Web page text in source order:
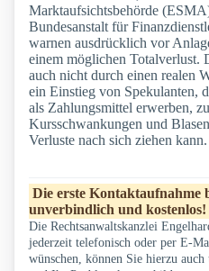
Marktaufsichtsbehörde
Bundesanstalt für
warnen ausdrücklich vor
einem möglichen Totalverlust.
auch nicht durch einen realen
ein Einstieg von Spekulanten,
als Zahlungsmittel erwerben,
Kursschwankungen und
Verluste nach sich ziehen kann.
Die erste Kontaktaufnahme
unverbindlich und kostenlos!
Die Rechtsanwaltskanzlei
jederzeit telefonisch oder per E-
wünschen, können Sie hierzu